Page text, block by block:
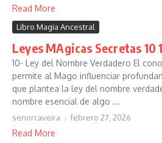
Read More
Libro Magia Ancestral
Leyes MAgicas Secretas 10
10- Ley del Nombre Verdadero El
permite al Mago influenciar
que plantea la ley del nombre
nombre esencial de algo ...
senorcaveira febrero 27, 2026
Read More